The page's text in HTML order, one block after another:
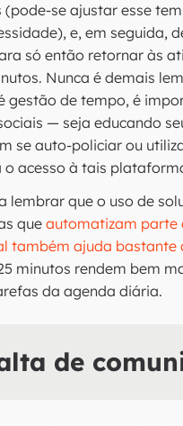
(pode-se ajustar esse
e, em seguida,
só então retornar às
Nunca é demais
gestão de tempo, é
— seja educando
se auto-policiar ou
acesso à tais
lembrar que o uso de
que automatizam parte
também ajuda bastante
minutos rendem bem
da agenda diária.
de